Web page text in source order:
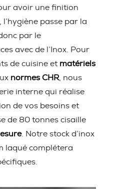
avoir une finition
passe par la
par le
avec de l’Inox. Pour
de cuisine et matériels
normes CHR , nous
interne qui réalise
de vos besoins et
de 80 tonnes cisaille
. Notre stock d’inox
laqué complétera